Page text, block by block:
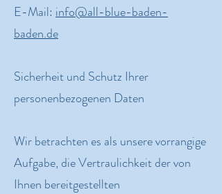
E-Mail: info@all-blue-baden-
baden.de
Sicherheit und Schutz Ihrer
personenbezogenen Daten
Wir betrachten es als unsere vorrangige
Aufgabe, die Vertraulichkeit der von
Ihnen bereitgestellten